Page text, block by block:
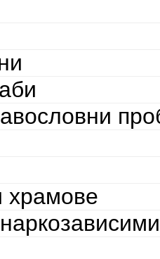
храмове